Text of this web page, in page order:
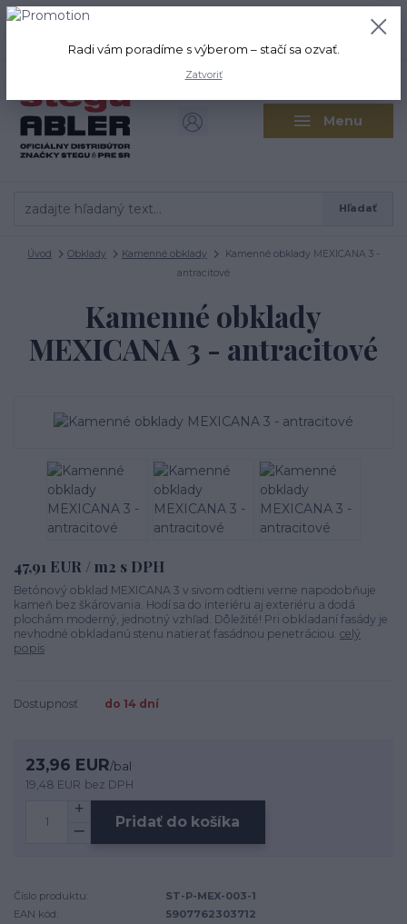
Menu
Hľadať
+421 917 280 411
0,00 EUR
Úvod Obklady Kamenné obklady
Kamenné obklady MEXICANA 3 -
antracitové
Kamenné obklady
MEXICANA 3 - antracitové
47,91 EUR / m2 s DPH
Betónový obklad MEXICANA 3 v sivom odtieni verne napodobňuje
kameň bez škárovania. Hodí sa do interiéru aj exteriéru a dodá
plochám moderný, jednotný vzhľad. Dôležité! Pri obkladaní fasády je
nevhodné obkladanú stenu natierať fasádnou penetráciou. celý
popis
Dostupnosť do 14 dní
23,96 EUR/bal
19,48 EUR bez DPH
Pridať do košíka
Číslo produktu:
ST-P-MEX-003-1
EAN kód:
5907762303712
Radi vám poradíme s výberom – stačí sa ozvať.
Zatvoriť